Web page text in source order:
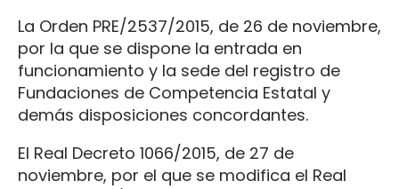
La Orden PRE/2537/2015, de 26 de noviembre,
por la que se dispone la entrada en
funcionamiento y la sede del registro de
Fundaciones de Competencia Estatal y
demás disposiciones concordantes.
El Real Decreto 1066/2015, de 27 de
noviembre, por el que se modifica el Real